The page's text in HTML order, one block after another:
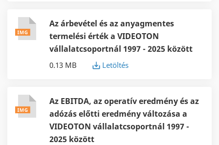
Az árbevétel és az anyagmentes
termelési érték a VIDEOTON
vállalatcsoportnál 1997 - 2025 között
0.13 MB Letöltés
Az EBITDA, az operatív eredmény és az
adózás előtti eredmény változása a
VIDEOTON vállalatcsoportnál 1997 -
2025 között